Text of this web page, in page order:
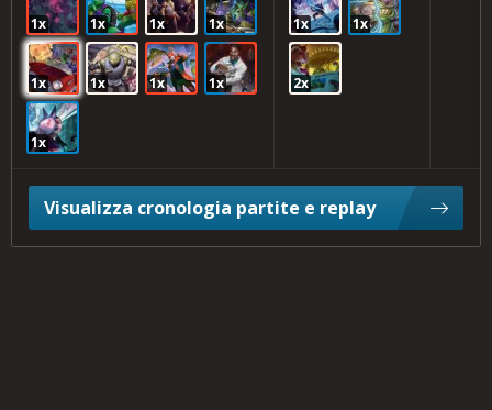
1x 1x 1x 1x
1x 1x 1x 1x
1x
1x 1x
2x
Visualizza cronologia partite e replay